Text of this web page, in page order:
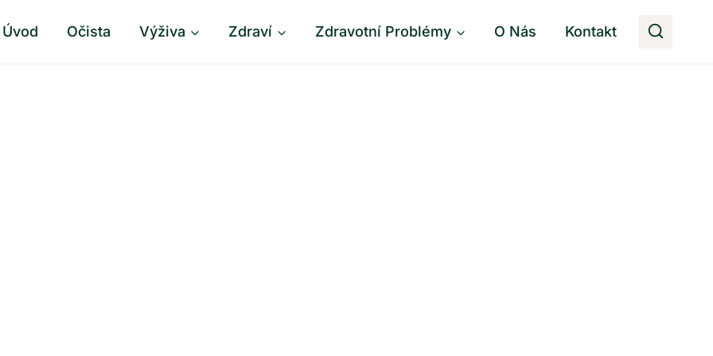
Úvod Očista Výživa Zdraví Zdravotní Problémy O Nás Kontakt